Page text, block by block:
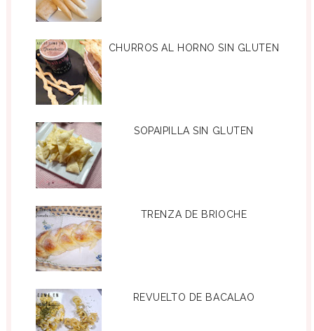
CHURROS AL HORNO SIN GLUTEN
SOPAIPILLA SIN GLUTEN
TRENZA DE BRIOCHE
REVUELTO DE BACALAO